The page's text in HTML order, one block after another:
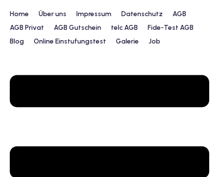
Home Über uns Impressum Datenschutz
AGB
AGB Privat
AGB Gutschein telc AGB
Fide-Test AGB
Blog
Online Einstufungstest Galerie Job
Englisch